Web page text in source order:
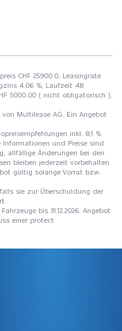
CHF 25900.0, Leasingrate
4.06 %, Laufzeit 48
5000.00 ( nicht obligatorisch ),
Multilease AG. Ein Angebot
inkl. 8,1 %
Informationen und Preise sind
allfällige Änderungen bei den
bleiben jederzeit vorbehalten.
gültig solange Vorrat bzw.
sie zur Überschuldung der
bis 31.12.2026. Angebot
einer protect